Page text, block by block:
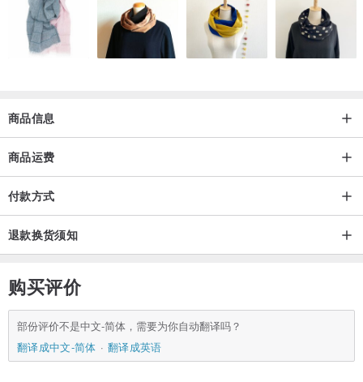
商品信息
商品运费
付款方式
退款换货须知
购买评价
部份评价不是中文-简体，需要为你自动翻译吗？
翻译成中文-简体
翻译成英语